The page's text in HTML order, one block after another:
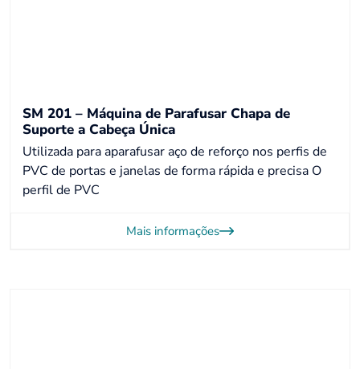
SM 201 – Máquina de Parafusar Chapa de
Suporte a Cabeça Única
Utilizada para aparafusar aço de reforço nos perfis de
PVC de portas e janelas de forma rápida e precisa O
perfil de PVC
Mais informações